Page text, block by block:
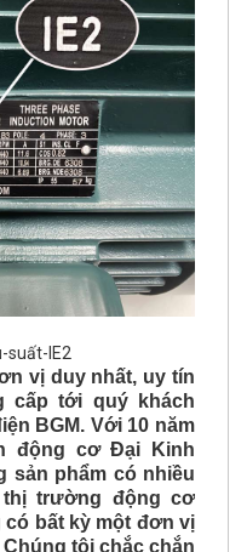
suất-IE2
vị duy nhất, uy tín
cấp tới quý khách
BGM. Với 10 năm
động cơ Đại Kinh
sản phẩm có nhiều
trường động cơ
có bất kỳ một đơn vị
húng tôi chắc chắn
hàng những sản